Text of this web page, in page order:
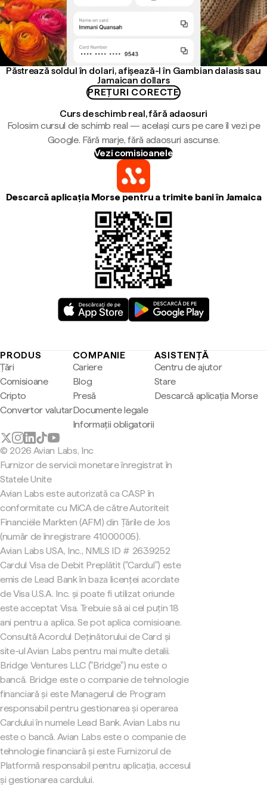
Păstrează soldul în dolari, afișează-l în Gambian dalasis sau
Jamaican dollars
PREȚURI CORECTE
Curs de schimb real, fără adaosuri
Folosim cursul de schimb real — același curs pe care îl vezi pe
Google. Fără marje, fără adaosuri ascunse.
Vezi comisioanele
Descarcă aplicația Morse pentru a trimite bani în Jamaica
PRODUS
Țări
Comisioane
Cripto
Convertor valutar
COMPANIE
Cariere
Blog
Presă
Documente legale
Informații obligatorii
ASISTENȚĂ
Centru de ajutor
Stare
Descarcă aplicația Morse
© 2026 Avian Labs, Inc
Furnizor de servicii monetare înregistrat în
Statele Unite
Avian Labs este autorizată ca CASP în
conformitate cu MiCA de către Autoriteit
Financiële Markten (AFM) din Țările de Jos
(număr de înregistrare 41000005).
Avian Labs USA, Inc., NMLS ID # 2639252
Cardul Visa de Debit Preplătit ("Cardul") este
emis de Lead Bank în baza licenței acordate
de Visa U.S.A. Inc. și poate fi utilizat oriunde
este acceptat Visa. Trebuie să ai cel puțin 18
ani pentru a aplica. Se pot aplica comisioane.
Consultă Acordul Deținătorului de Card și
site-ul Avian Labs pentru mai multe detalii.
Bridge Ventures LLC ("Bridge") nu este o
bancă. Bridge este o companie de tehnologie
financiară și este Managerul de Program
responsabil pentru gestionarea și operarea
Cardului în numele Lead Bank. Avian Labs nu
este o bancă. Avian Labs este o companie de
tehnologie financiară și este Furnizorul de
Platformă responsabil pentru aplicația, accesul
și gestionarea cardului.